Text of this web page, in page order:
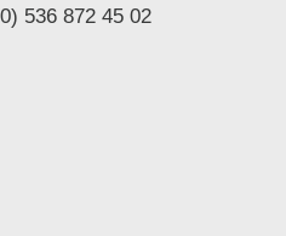
536 872 45 02